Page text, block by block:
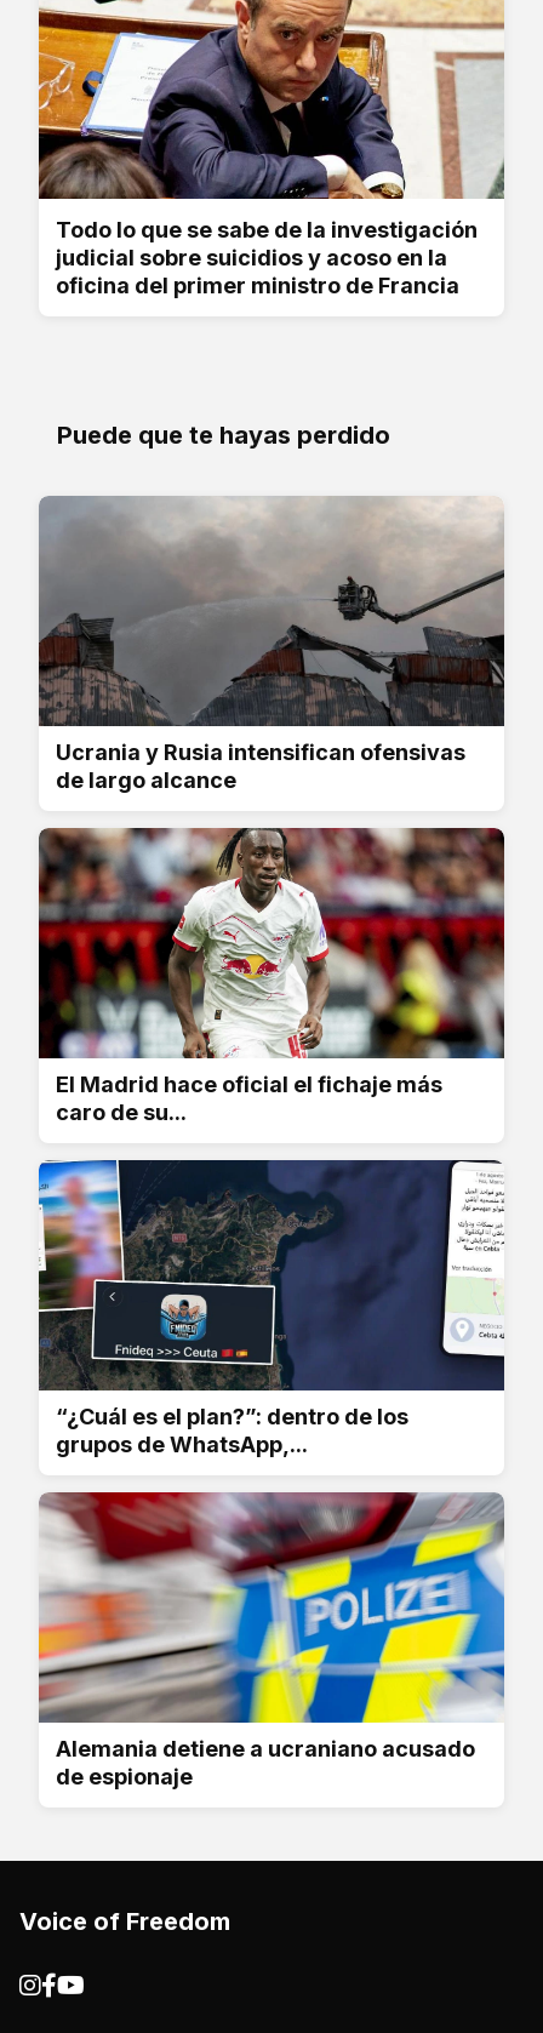
Todo lo que se sabe de la investigación
judicial sobre suicidios y acoso en la
oficina del primer ministro de Francia
Puede que te hayas perdido
Ucrania y Rusia intensifican ofensivas
de largo alcance
El Madrid hace oficial el fichaje más
caro de su...
“¿Cuál es el plan?”: dentro de los
grupos de WhatsApp,...
Alemania detiene a ucraniano acusado
de espionaje
Voice of Freedom